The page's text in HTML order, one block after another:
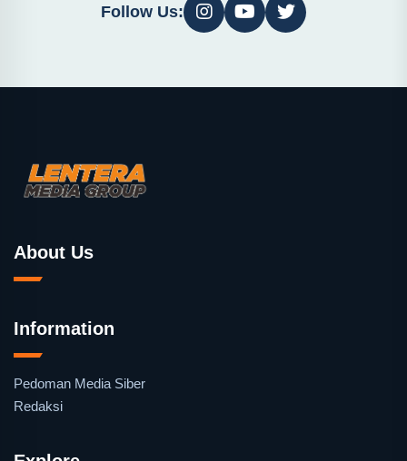
Follow Us:
About Us
Information
Pedoman Media Siber
Redaksi